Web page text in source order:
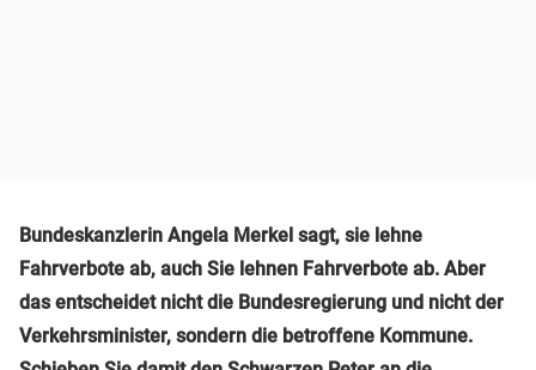
Bundeskanzlerin Angela Merkel sagt, sie lehne
Fahrverbote ab, auch Sie lehnen Fahrverbote ab. Aber
das entscheidet nicht die Bundesregierung und nicht der
Verkehrsminister, sondern die betroffene Kommune.